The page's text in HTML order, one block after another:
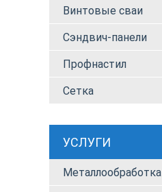
Винтовые сваи
Сэндвич-панели
Профнастил
Сетка
УСЛУГИ
Металлообработка